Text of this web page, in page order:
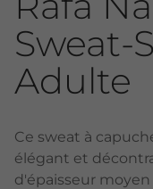
Sweat-
Adulte
Ce sweat à
élégant et
d'épaisseur moyen